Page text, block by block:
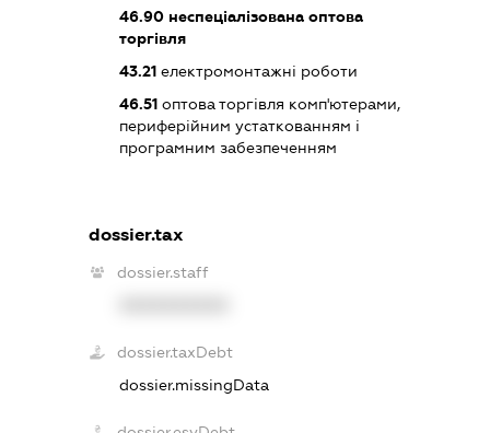
46.90неспеціалізована оптова
торгівля
43.21електромонтажні роботи
46.51оптова торгівля комп'ютерами,
периферійним устаткованням і
програмним забезпеченням
dossier.tax
dossier.staff
dossier.taxDebt
dossier.missingData